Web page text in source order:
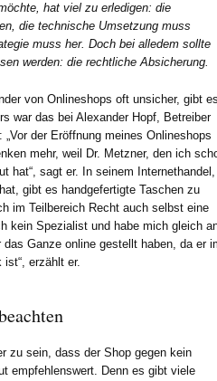
hat viel zu erledigen: die
die technische Umsetzung muss
muss her. Doch bei alledem sollte
werden: die rechtliche Absicherung.
von Onlineshops oft unsicher, gibt es
war das bei Alexander Hopf, Betreiber
„Vor der Eröffnung meines Onlineshops
mehr, weil Dr. Metzner, den ich
hat“, sagt er. In seinem Internethandel,
gibt es handgefertigte Taschen zu
im Teilbereich Recht auch selbst eine
kein Spezialist und habe mich gleich
das Ganze online gestellt haben, da er
erzählt er.
zu sein, dass der Shop gegen kein
empfehlenswert. Denn es gibt viele
kompetente und
RechtsberatungWir
seit einem halben Jahr in
Betreuung bei Herrn Dr.
und sehr zufrieden.
Dr. Metzner steht uns in
rechtlichen Themen zur
Besonders
wir den
Austausch